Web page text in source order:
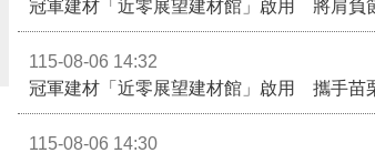
冠軍建材「近零展望建材館」啟用 將肩負
115-08-06 14:32
冠軍建材「近零展望建材館」啟用 攜手苗
115-08-06 14:30